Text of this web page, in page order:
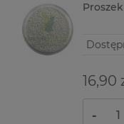
16,90
-